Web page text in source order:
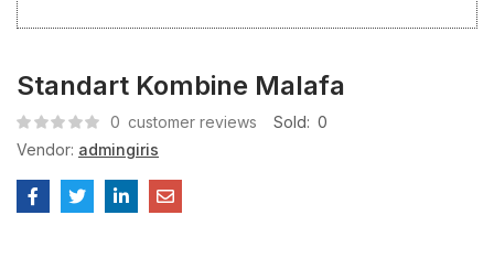
Standart Kombine Malafa
0 customer reviews Sold: 0
Vendor: admingiris